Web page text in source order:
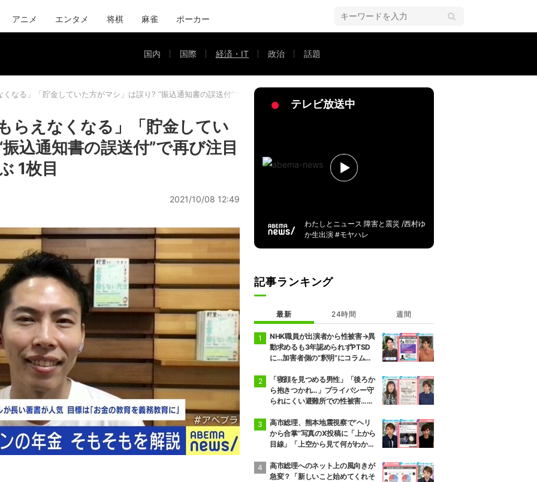
アニメ エンタメ 将棋 麻雀 ポーカー
国内 国際 経済・IT 政治 話題
なる」「貯金していた方がマシ」は誤り? “振込通知書の誤送付”で再び注目の年金、基礎知識を学ぶ
らえなくなる」「貯金してい
込通知書の誤送付”で再び注目
1枚目
2021/10/08 12:49
テレビ放送中
わたしとニュース 障害と震災 /西村ゆ
か生出演 #モヤハレ
記事ランキング
最新 24時間 週間
NHK職員が出演者から性被害→異
動求めるも3年認められずPTSD
に…加害者側の“釈明”にコラムニ
織体制の問題点も指摘
「寝顔を見つめる男性」「後ろか
ら抱きつかれ…」プライバシー守
られにくい避難所での性被害…被
ェクトも 弁護士は「声を上げて
いくべき」と強調
高市総理、熊本地震視察で“ヘリ
から合掌”写真のX投稿に「上から
目線」「上空から見て何がわか
副編集長は「SNSでの見せ方を配
慮する時代」と指摘
高市総理へのネット上の風向きが
急変？「新しいこと始めてくれそ